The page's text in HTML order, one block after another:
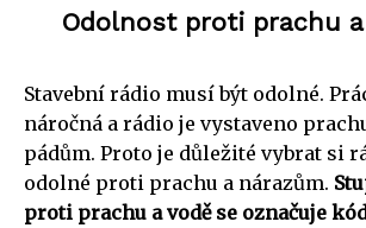
Odolnost proti prachu
Stavební rádio musí být odolné.
náročná a rádio je vystaveno
pádům. Proto je důležité vybrat si
odolné proti prachu a nárazům.
proti prachu a vodě se označuje